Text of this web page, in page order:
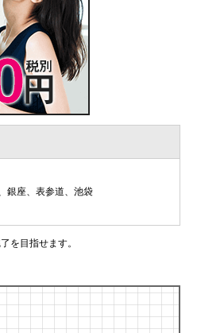
銀座、表参道、池袋
を目指せます。